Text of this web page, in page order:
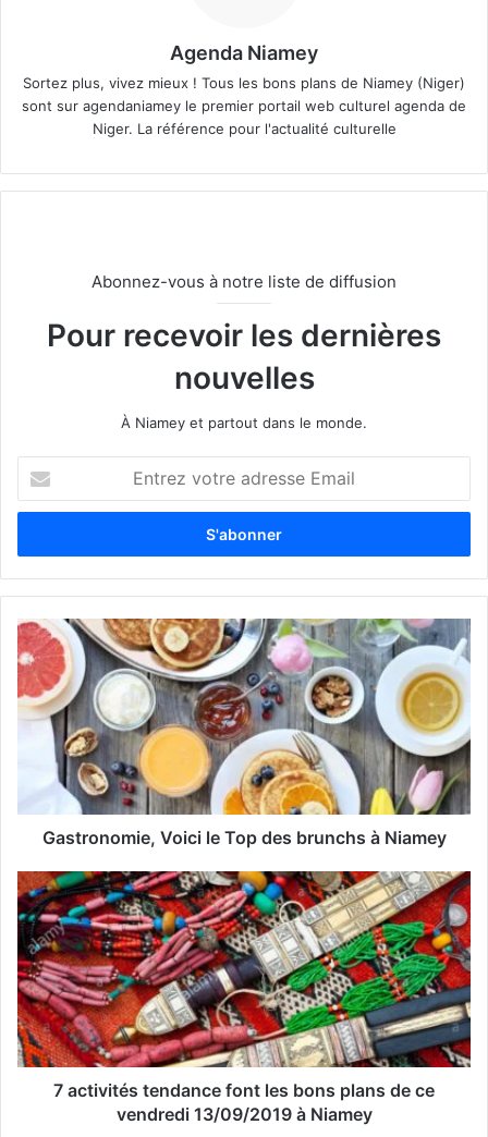
Agenda Niamey
Sortez plus, vivez mieux ! Tous les bons plans de Niamey (Niger)
sont sur agendaniamey le premier portail web culturel agenda de
Niger. La référence pour l'actualité culturelle
Abonnez-vous à notre liste de diffusion
Pour recevoir les dernières
nouvelles
À Niamey et partout dans le monde.
t
e
z
o
t
r
e
E
m
a
l
Gastronomie, Voici le Top des brunchs à Niamey
7 activités tendance font les bons plans de ce
vendredi 13/09/2019 à Niamey